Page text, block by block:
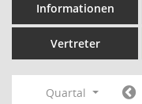
Informationen
Vertreter
Quartal